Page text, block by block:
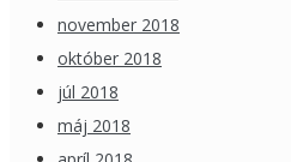
november 2018
október 2018
júl 2018
máj 2018